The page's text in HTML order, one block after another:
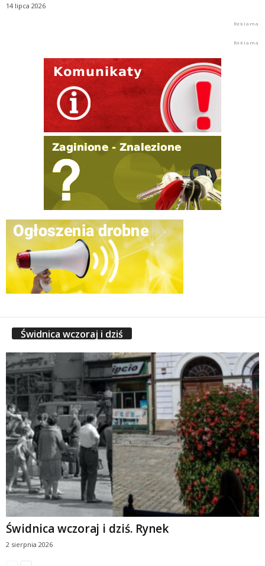
14 lipca 2026
Świdnica wczoraj i dziś
Świdnica wczoraj i dziś. Rynek
2 sierpnia 2026